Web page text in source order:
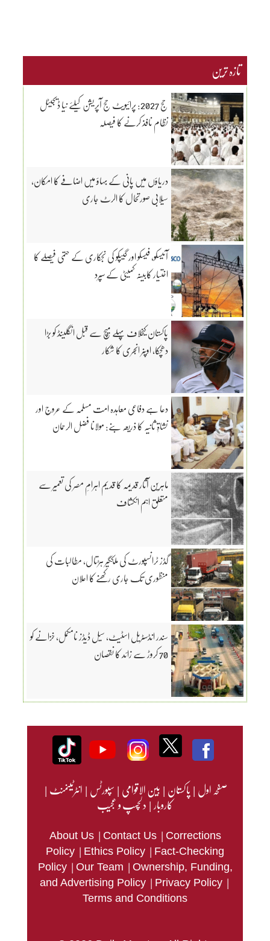
تازہ ترین
حج 2027: پرائیویٹ حج آپریشن کیلئے نیا ڈیجیٹل
نظام نافذ کرنے کا فیصلہ
دریاؤں میں پانی کے بہاؤ میں اضافے کا امکان،
سیلابی صورتحال کا الرٹ جاری
آئیسکو، فیسکو اور گیپکو کی نجکاری کے حتمی فیصلے کا
اختیار کابینہ کمیٹی کے سپرد
پاکستان کیخلاف پہلے میچ سے قبل انگلینڈ کو بڑا
دھچکا، اوپنر انجری کا شکار
دعا ہے دفاعی معاہدہ امت مسلمہ کے عروج اور
نشاۃِ ثانیہ کا ذریعہ بنے: مولانا فضل الرحمان
ماہرین آثار قدیمہ کا قدیم اہرامِ مصر کی تعمیر سے
متعلق اہم انکشاف
گڈز ٹرانسپورٹ کی ملکگیر ہڑتال، مطالبات کی
منظوری تک جاری رکھنے کا اعلان
سندر انڈسٹریل اسٹیٹ، سیل ڈیڈز نامکمل، خزانے کو
70 کروڑ سے زائد کا نقصان
صفحہ اول|پاکستان|بین الاقوامی|سپورٹس|انٹرٹینمنٹ|
کاروبار|دلچسپ و عجیب
About Us | Contact Us | Corrections
Policy | Ethics Policy | Fact-Checking
Policy | Our Team | Ownership, Funding,
and Advertising Policy | Privacy Policy |
Terms and Conditions